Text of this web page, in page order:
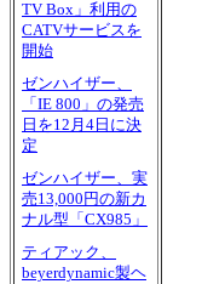
TV Box」利用の
CATVサービスを
開始
ゼンハイザー、
「IE 800」の発売
日を12月4日に決
定
ゼンハイザー、実
売13,000円の新カ
ナル型「CX985」
ティアック、
beyerdynamic製ヘ